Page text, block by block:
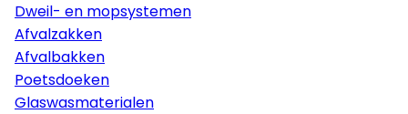
Dweil- en mopsystemen
Afvalzakken
Afvalbakken
Poetsdoeken
Glaswasmaterialen